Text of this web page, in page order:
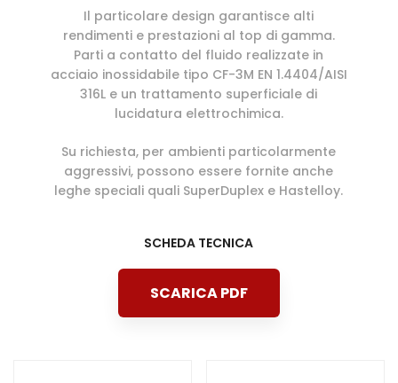
Il particolare design garantisce alti
rendimenti e prestazioni al top di gamma.
Parti a contatto del fluido realizzate in
acciaio inossidabile tipo CF-3M EN 1.4404/AISI
316L e un trattamento superficiale di
lucidatura elettrochimica.
Su richiesta, per ambienti particolarmente
aggressivi, possono essere fornite anche
leghe speciali quali SuperDuplex e Hastelloy.
SCHEDA TECNICA
SCARICA PDF